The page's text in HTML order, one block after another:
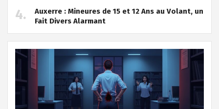
Auxerre : Mineures de 15 et 12 Ans au Volant, un
Fait Divers Alarmant